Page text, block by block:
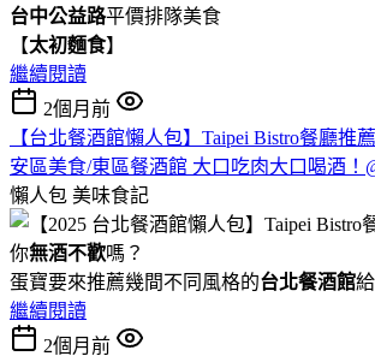
台中公益路平價排隊美食
【太初麵食】
繼續閱讀
2個月前
【台北餐酒館懶人包】Taipei Bistro餐廳推
安區美食/東區餐酒館 大口吃肉大口喝酒！
懶人包 美味食記
你無酒不歡嗎？
蛋寶要來推薦幾間不同風格的台北餐酒館
繼續閱讀
2個月前